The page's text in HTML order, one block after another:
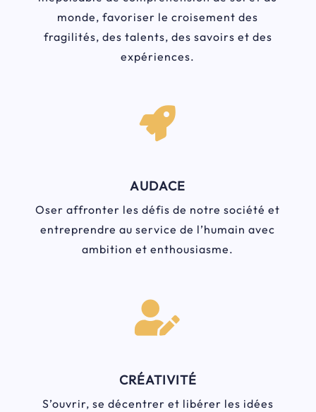
monde, favoriser le croisement des
fragilités, des talents, des savoirs et des
expériences.

AUDACE
Oser affronter les défis de notre société et
entreprendre au service de l’humain avec
ambition et enthousiasme.

CRÉATIVITÉ
S’ouvrir, se décentrer et libérer les idées